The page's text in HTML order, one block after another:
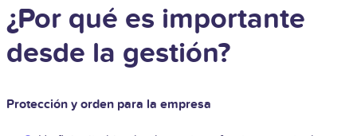
¿Por qué es importante
desde la gestión?
Protección y orden para la empresa